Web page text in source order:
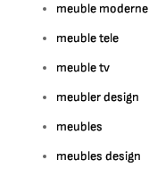
meuble moderne
meuble tele
meuble tv
meubler design
meubles
meubles design